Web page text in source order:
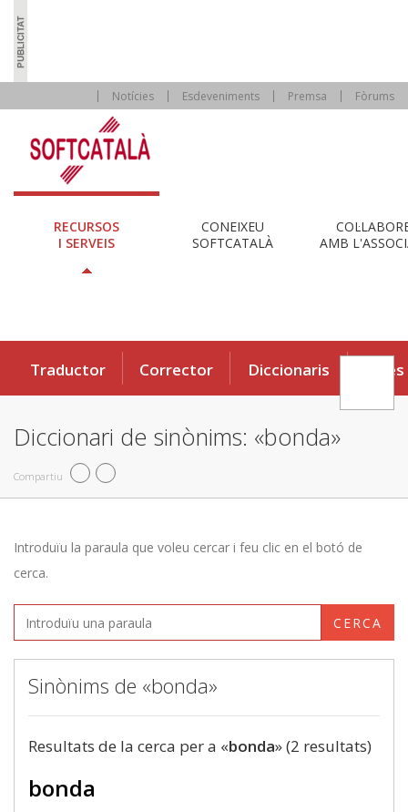
Notícies Esdeveniments Premsa Fòrums
RECURSOS
I SERVEIS
CONEIXEU
SOFTCATALÀ
AMB
Traductor Corrector Diccionaris Eines
Diccionari de sinònims: «bonda»
Compartiu
Introduïu la paraula que voleu cercar i feu clic en el botó de
cerca.
CERCA
Sinònims de «bonda»
Resultats de la cerca per a «bonda» (2 resultats)
bonda